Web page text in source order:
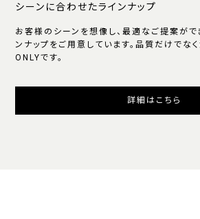
シーンに合わせたラインナップ
お客様のシーンを想像し、最適なご提案がで
ンナップをご用意しています。品質だけでな
ONLYです。
詳細はこちら